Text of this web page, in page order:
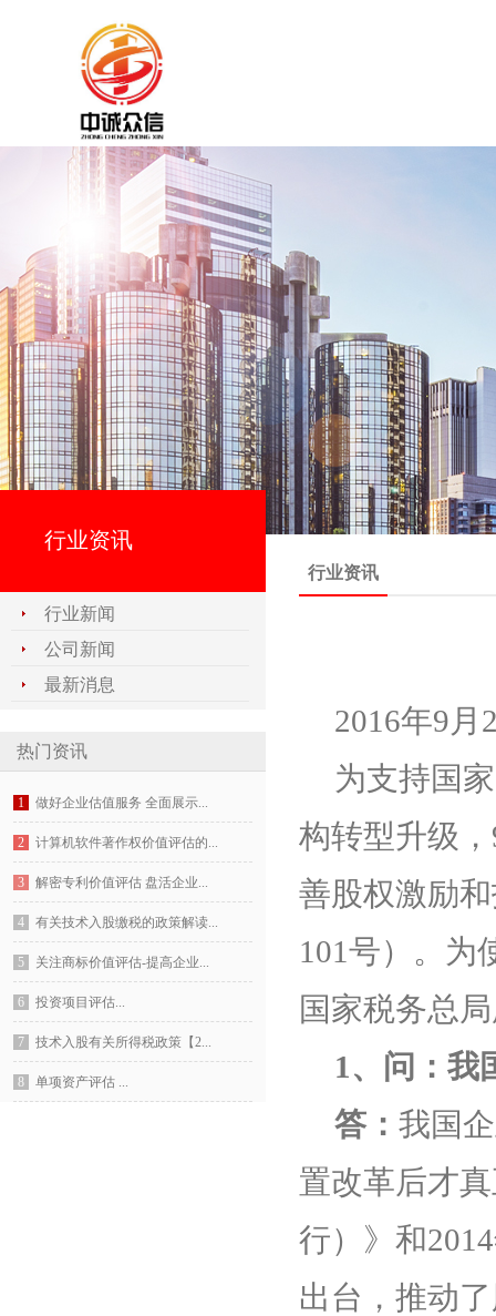
行业资讯
行业新闻
公司新闻
最新消息
热门资讯
1 做好企业估值服务 全面展示...
2 计算机软件著作权价值评估的...
3 解密专利价值评估 盘活企业...
4 有关技术入股缴税的政策解读...
5 关注商标价值评估-提高企业...
6 投资项目评估...
7 技术入股有关所得税政策【2...
8 单项资产评估 ...
行业资讯
2016年9月
为支持国
构转型升级
善股权激励
101号）。为
国家税务总
1、问：我
答： 我国
置改革后才
行）》和2014
出台，推动